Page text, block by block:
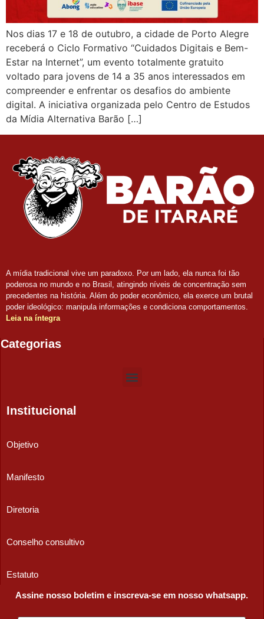
Nos dias 17 e 18 de outubro, a cidade de Porto Alegre
receberá o Ciclo Formativo “Cuidados Digitais e Bem-
Estar na Internet”, um evento totalmente gratuito
voltado para jovens de 14 a 35 anos interessados em
compreender e enfrentar os desafios do ambiente
digital. A iniciativa organizada pelo Centro de Estudos
da Mídia Alternativa Barão […]
A mídia tradicional vive um paradoxo. Por um lado, ela nunca foi tão
poderosa no mundo e no Brasil, atingindo níveis de concentração sem
precedentes na história. Além do poder econômico, ela exerce um brutal
poder ideológico: manipula informações e condiciona comportamentos.
Leia na íntegra
Categorias
Institucional
Objetivo
Manifesto
Diretoria
Conselho consultivo
Estatuto
Assine nosso boletim e inscreva-se em nosso whatsapp.